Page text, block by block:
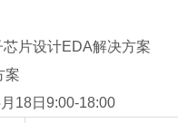
片设计EDA解决方案
案
18日9:00-18:00